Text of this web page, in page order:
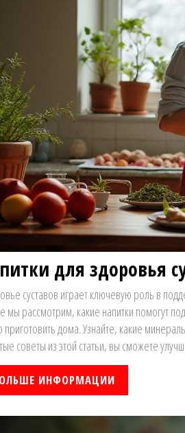
для здоровья
суставов играет ключевую роль в
мы рассмотрим, какие напитки помогут
приготовить дома. Узнайте, какие
советы из этой статьи, вы сможете
ИНФОРМАЦИИ